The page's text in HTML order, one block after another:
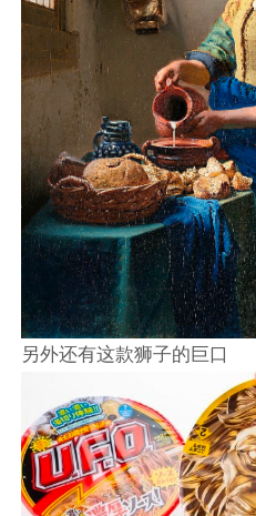
另外还有这款狮子的巨口